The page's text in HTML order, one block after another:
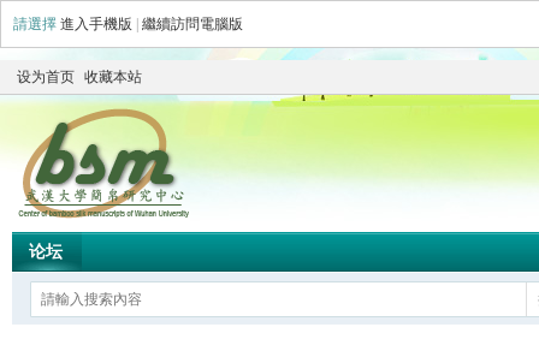
請選擇 進入手機版 繼續訪問電腦版
设为首页 收藏本站
论坛